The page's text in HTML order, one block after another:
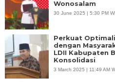
Wonosalam
30 June 2025 | 5:30 PM
Perkuat
dengan
LDII Kabupaten
Konsolidasi
3 March 2025 | 11:49 AM